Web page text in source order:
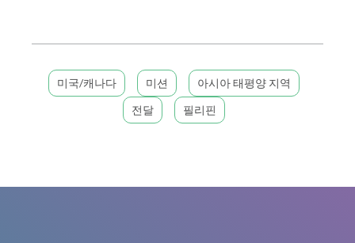
미국/캐나다 미션
아시아 태평양 지역
전달
필리핀